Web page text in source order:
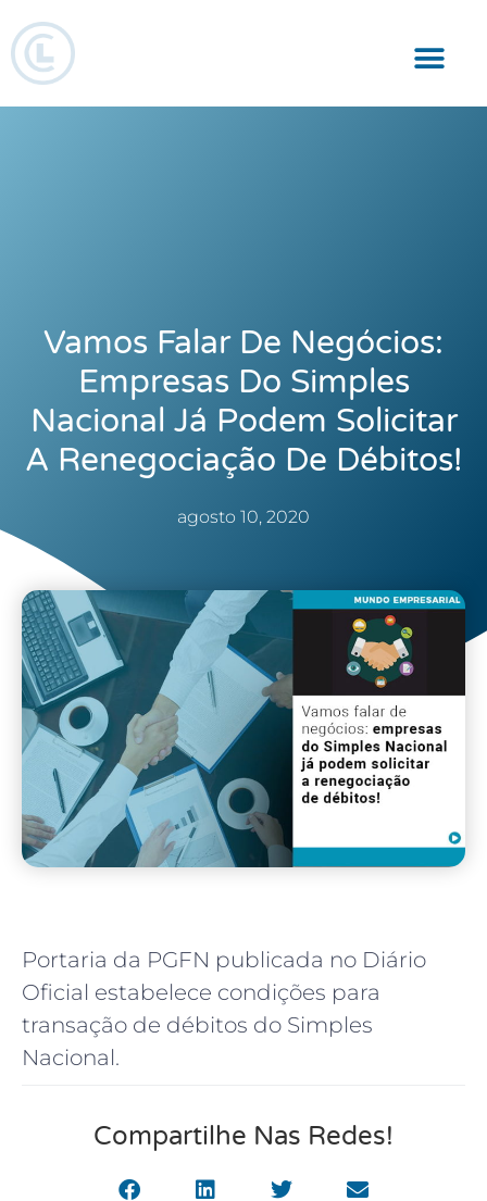
Vamos Falar De Negócios:
Empresas Do Simples
Nacional Já Podem Solicitar
A Renegociação De Débitos!
agosto 10, 2020
Portaria da PGFN publicada no Diário
Oficial estabelece condições para
transação de débitos do Simples
Nacional.
Compartilhe Nas Redes!